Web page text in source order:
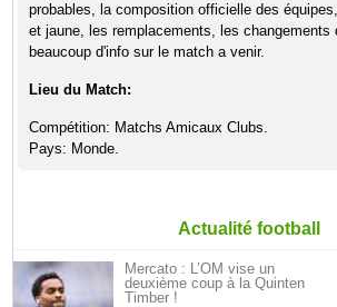
probables, la composition officielle des
et jaune, les remplacements, les changements
beaucoup d'info sur le match a venir.
Lieu du Match:
Compétition: Matchs Amicaux Clubs.
Pays: Monde.
Actualité football
Mercato : L’OM vise un
deuxième coup à la Quinten
Timber !